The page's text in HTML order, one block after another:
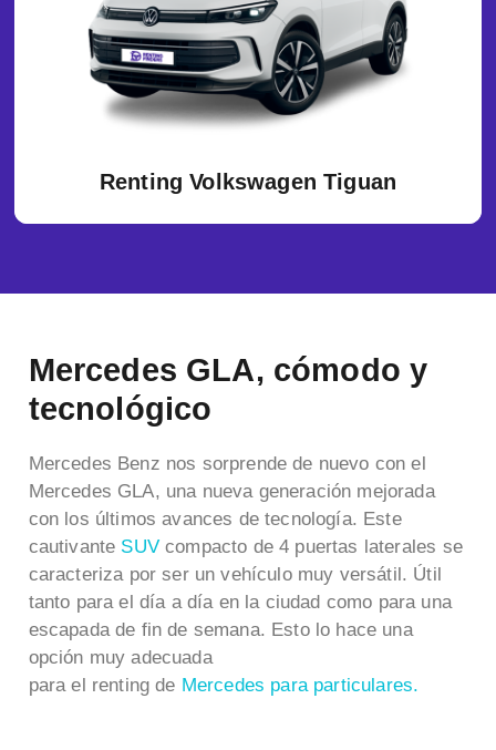
Renting Volkswagen Tiguan
Mercedes GLA, cómodo y
tecnológico
Mercedes Benz nos sorprende de nuevo con el
Mercedes GLA, una nueva generación mejorada
con los últimos avances de tecnología. Este
cautivante SUVcompacto de 4 puertas laterales se
caracteriza por ser un vehículo muy versátil. Útil
tanto para el día a día en la ciudad como para una
escapada de fin de semana. Esto lo hace una
opción muy adecuada
para el renting de Mercedes para particulares.